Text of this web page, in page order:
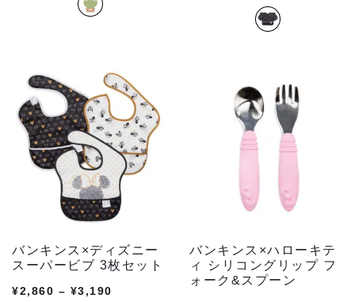
バンキンス×ディズニー
スーパービブ 3枚セット
¥2,860 – ¥3,190
バンキンス×ハローキテ
ィ シリコングリップ フ
ォーク&スプーン